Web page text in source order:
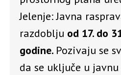
Jelenje: Javna
razdoblju od 17. do
godine. Pozivaju se
da se uključe u